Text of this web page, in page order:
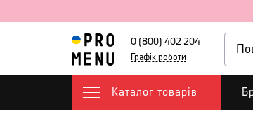
0 (800) 402 204
Графік роботи
Каталог товарів